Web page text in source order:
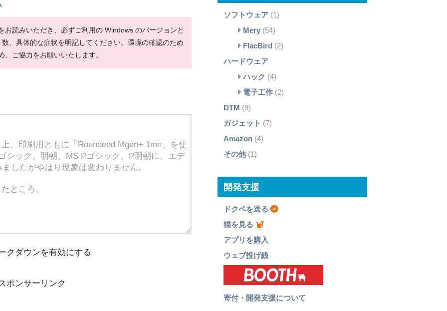
お読みいただき、必ずご利用の Windows のバージョンと
、具体的な症状を明記してください。環境の確認のため
ご協力をお願いいたします。
クダウンを有効にする
ポンサーリンク
ソフトウェア(1)
Mery (54)
FlacBird (2)
ハードウェア
ハック (4)
電子工作 (2)
DTM (9)
ガジェット (7)
Amazon(4)
その他(1)
開発支援
ドクペを送る
猫を見る
アプリを購入
ウェブ投げ銭
寄付・開発支援について